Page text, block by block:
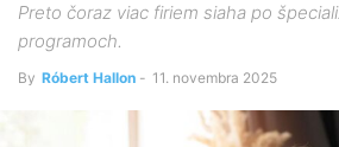
Preto čoraz viac firiem siaha po
programoch.
By Róbert Hallon - 11. novembra 2025